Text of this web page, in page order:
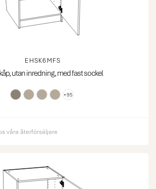
EHSK6MFS
utan inredning, med fast sockel
+95
våra återförsäljare